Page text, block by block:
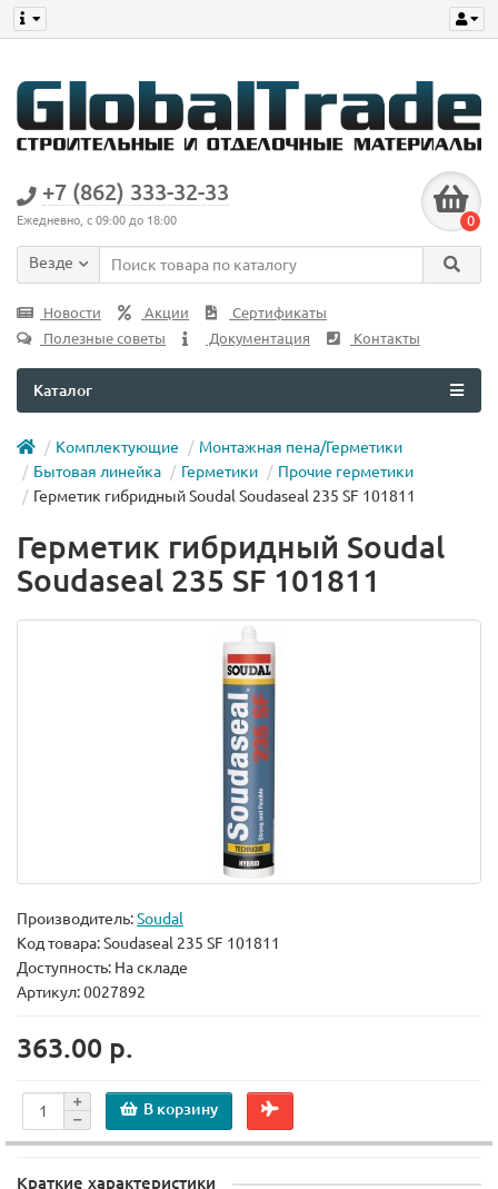
+7 (862) 333-32-33
Ежедневно, с 09:00 до 18:00 0
Везде
Новости Акции
Сертификаты
Полезные советы
Документация Контакты
Каталог
Комплектующие
Монтажная пена/Герметики
Бытовая линейка
Герметики
Прочие герметики
Герметик гибридный Soudal Soudaseal 235 SF 101811
Герметик гибридный Soudal
Soudaseal 235 SF 101811
Производитель:Soudal
Код товара:Soudaseal 235 SF 101811
Доступность: На складе
Артикул: 0027892
363.00 р.
В корзину
Краткие характеристики